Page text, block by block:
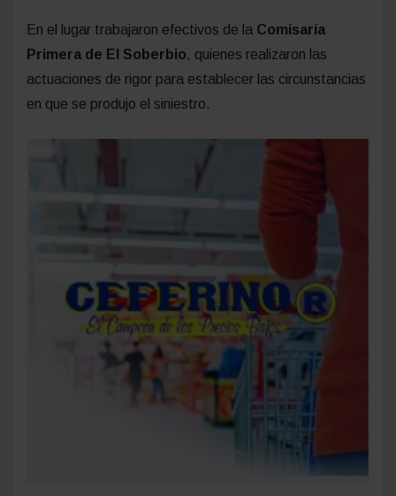
En el lugar trabajaron efectivos de la Comisaría
Primera de El Soberbio, quienes realizaron las
actuaciones de rigor para establecer las circunstancias
en que se produjo el siniestro.